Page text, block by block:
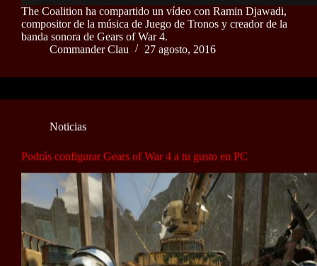
The Coalition ha compartido un vídeo con Ramin Djawadi,
compositor de la música de Juego de Tronos y creador de la
banda sonora de Gears of War 4.
Commander Clau
27 agosto, 2016
Noticias
Podrás configurar Gears of War 4 a tu gusto en PC